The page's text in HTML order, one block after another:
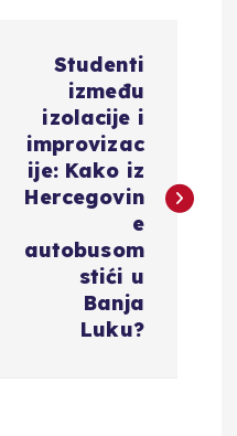
Studenti
između
izolacije i
improvizac
ije: Kako iz
Hercegovin
e
autobusom
stići u
Banja
Luku?